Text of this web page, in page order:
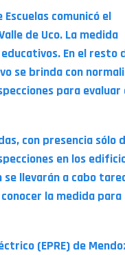
comunicó el
de Uco. La medida
En el resto
se brinda con
para evaluar
con presencia sólo
en los
llevarán a cabo
la medida para
(EPRE) de